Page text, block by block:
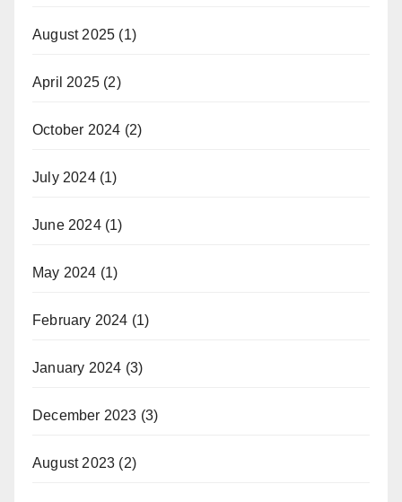
August 2025 (1)
April 2025 (2)
October 2024 (2)
July 2024(1)
June 2024(1)
May 2024 (1)
February 2024 (1)
January 2024 (3)
December 2023 (3)
August 2023 (2)